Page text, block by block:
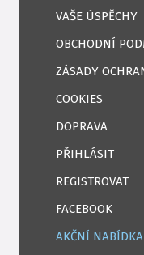
VAŠE ÚSPĚCHY
OBCHODNÍ
ZÁSADY
COOKIES
DOPRAVA
PŘIHLÁSIT
REGISTROVAT
FACEBOOK
AKČNÍ NABÍDKA